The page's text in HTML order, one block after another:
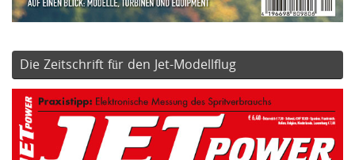
Die Zeitschrift für den Jet-Modellflug